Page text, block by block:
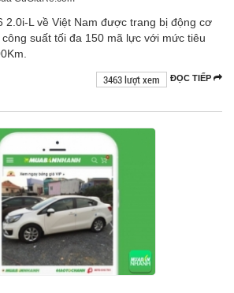
2.0i-L về Việt Nam được trang bị động cơ
suất tối đa 150 mã lực với mức tiêu
ĐỌC TIẾP
3463 lượt xem